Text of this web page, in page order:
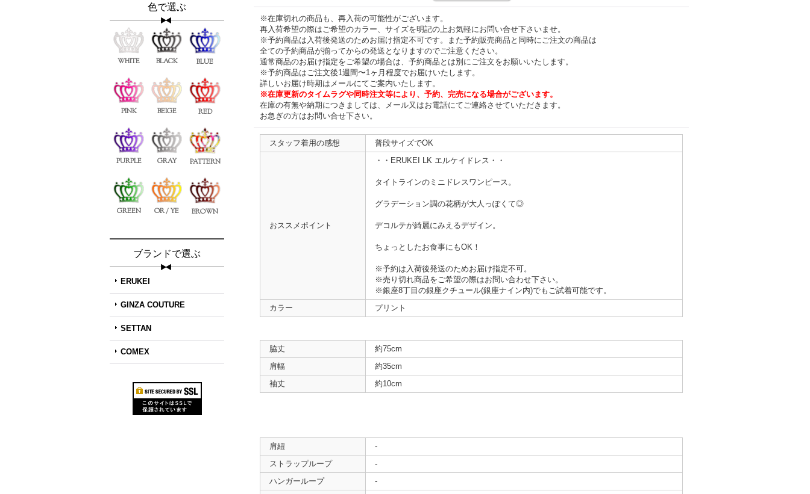
色で選ぶ
WHITE BLACK BLUE
PINK BEIGE RED
PURPLE GRAY PATTERN
GREEN OR / YE BROWN
ブランドで選ぶ
ERUKEI
GINZA COUTURE
SETTAN
COMEX
※在庫切れの商品も、再入荷の可能性がございます。
再入荷希望の際はご希望のカラー、サイズを明記の上お気軽にお問い合せ下さいませ。
※予約商品は入荷後発送のためお届け指定不可です。また予約販売商品と同時にご注文の商品は
全ての予約商品が揃ってからの発送となりますのでご注意ください。
通常商品のお届け指定をご希望の場合は、予約商品とは別にご注文をお願いいたします。
※予約商品はご注文後1週間〜1ヶ月程度でお届けいたします。
詳しいお届け時期はメールにてご案内いたします。
※在庫更新のタイムラグや同時注文等により、予約、完売になる場合がございます。
在庫の有無や納期につきましては、メール又はお電話にてご連絡させていただきます。
お急ぎの方はお問い合せ下さい。
スタッフ着用の感想 普段サイズでOK
おススメポイント
・・ERUKEI LK エルケイドレス・・
タイトラインのミニドレスワンピース。
グラデーション調の花柄が大人っぽくて◎
デコルテが綺麗にみえるデザイン。
ちょっとしたお食事にもOK！
※予約は入荷後発送のためお届け指定不可。
※売り切れ商品をご希望の際はお問い合わせ下さい。
※銀座8丁目の銀座クチュール(銀座ナイン内)でもご試着可能です。
カラー
プリント
脇丈
約75cm
肩幅
約35cm
袖丈
約10cm
肩紐
-
ストラップループ
-
ハンガーループ
-